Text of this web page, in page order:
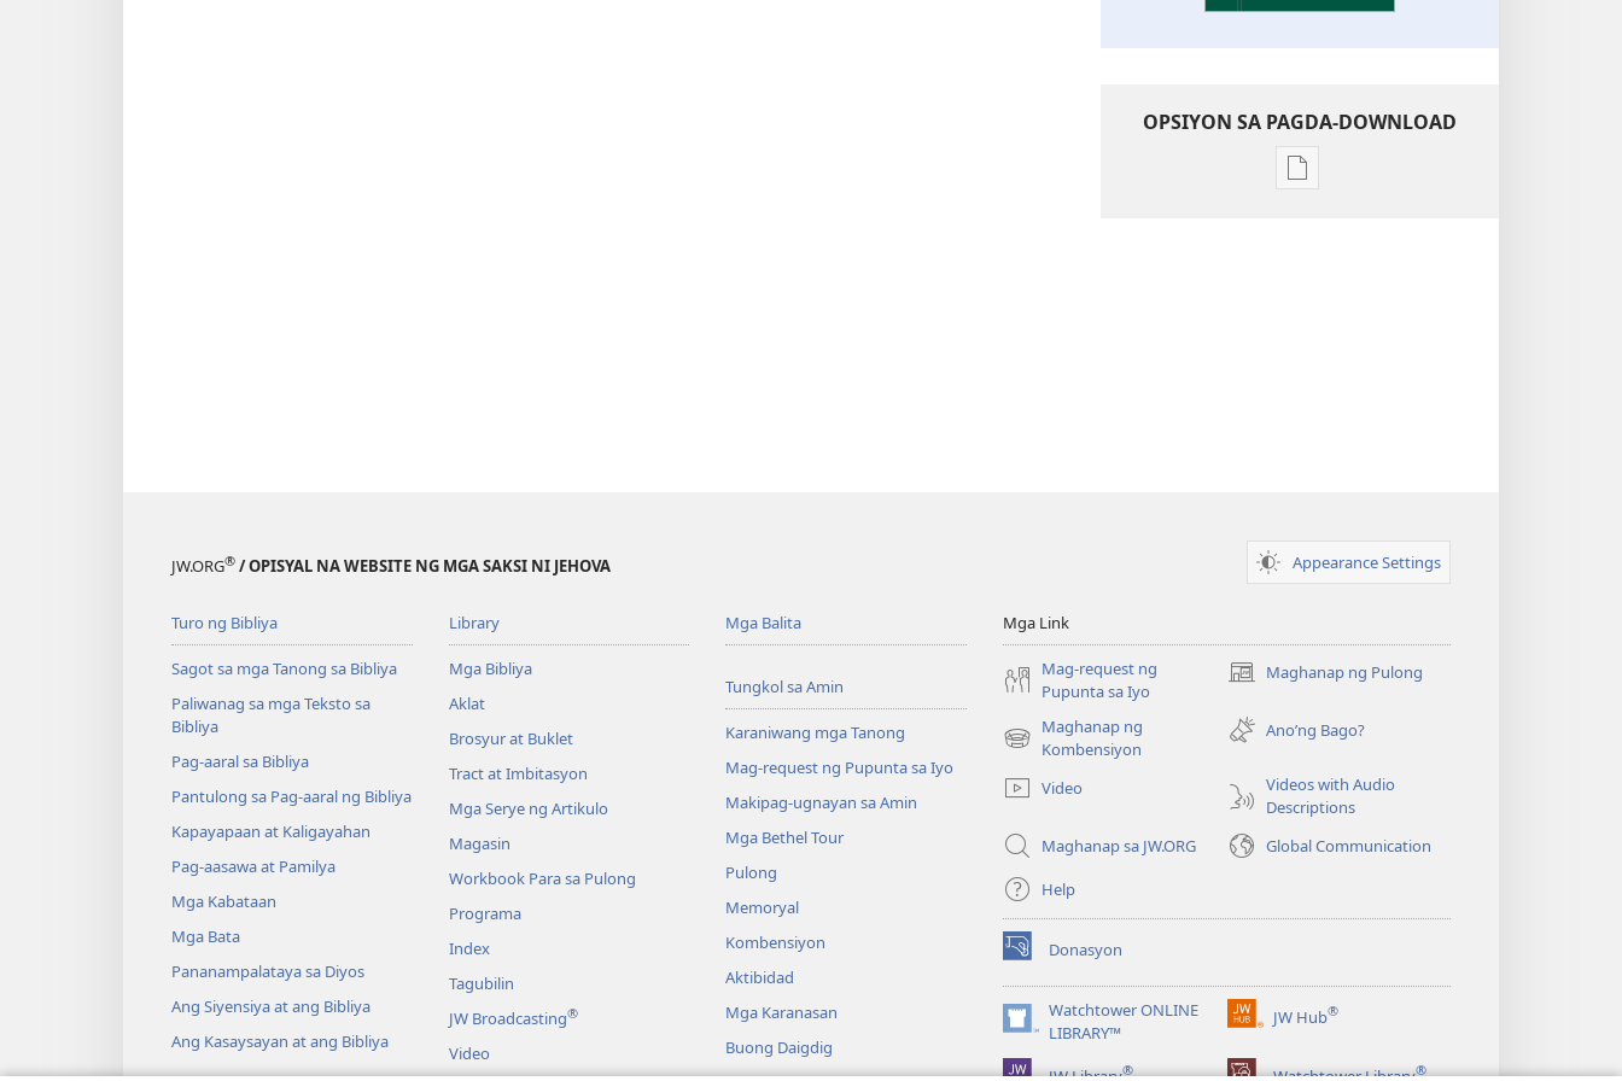
OPSIYON SA PAGDA-DOWNLOAD
Opsiyon
JW.ORG® / OPISYAL NA WEBSITE NG MGA SAKSI NI JEHOVA Appearance Settings
Turo ng Bibliya
Sagot sa mga Tanong sa Bibliya
Paliwanag sa mga Teksto sa
Bibliya
Pag-aaral sa Bibliya
Pantulong sa Pag-aaral ng Bibliya
Kapayapaan at Kaligayahan
Pag-aasawa at Pamilya
Mga Kabataan
Mga Bata
Pananampalataya sa Diyos
Ang Siyensiya at ang Bibliya
Ang Kasaysayan at ang Bibliya
Library
Mga Bibliya
Aklat
Brosyur at Buklet
Tract at Imbitasyon
Mga Serye ng Artikulo
Magasin
Workbook Para sa Pulong
Programa
Index
Tagubilin
JW Broadcasting®
Video
Mga Balita
Tungkol sa Amin
Karaniwang mga Tanong
Mag-request ng Pupunta sa Iyo
Makipag-ugnayan sa Amin
Mga Bethel Tour
Pulong
Memoryal
Kombensiyon
Aktibidad
Mga Karanasan
Buong Daigdig
Mga Link
Mag-request ng
Pupunta sa Iyo
Maghanap ng Pulong
(may
na
window)
Maghanap ng
Kombensiyon
(may
na
window)
Ano’ng Bago?
Video
Videos with Audio
Descriptions
Maghanap sa JW.ORG
Global Communication
Help
Donasyon
(may
bubukas
na
bagong
Watchtower ONLINE
LIBRARY™
(may
bubukas
JW Hub®
(may
na
JW Library® Watchtower Library®